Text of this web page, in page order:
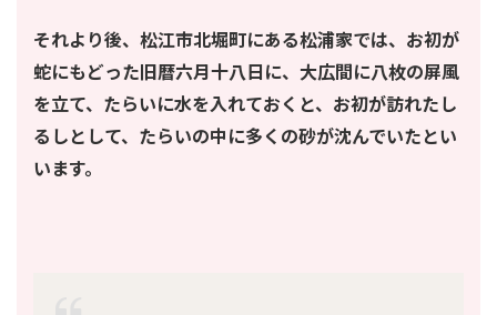
それより後、松江市北堀町にある松浦家では、お初が
蛇にもどった旧暦六月十八日に、大広間に八枚の屏風
を立て、たらいに水を入れておくと、お初が訪れたし
るしとして、たらいの中に多くの砂が沈んでいたとい
います。